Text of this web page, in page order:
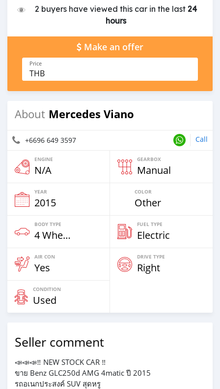
2 buyers have viewed this car in the last 24
hours
Make an offer
Price
THB
About Mercedes Viano
+6696 649 3597 Call
ENGINE
N/A
GEARBOX
Manual
YEAR
2015
COLOR
Other
BODY TYPE
4 Wheel Drives & SUVs
FUEL TYPE
Electric
AIR CON
Yes
DRIVE TYPE
Right
CONDITION
Used
Seller comment
📣📣📣‼️ NEW STOCK CAR ‼️
ขาย Benz GLC250d AMG 4matic ปี 2015
รถอเนกประสงค์ SUV สุดหรู